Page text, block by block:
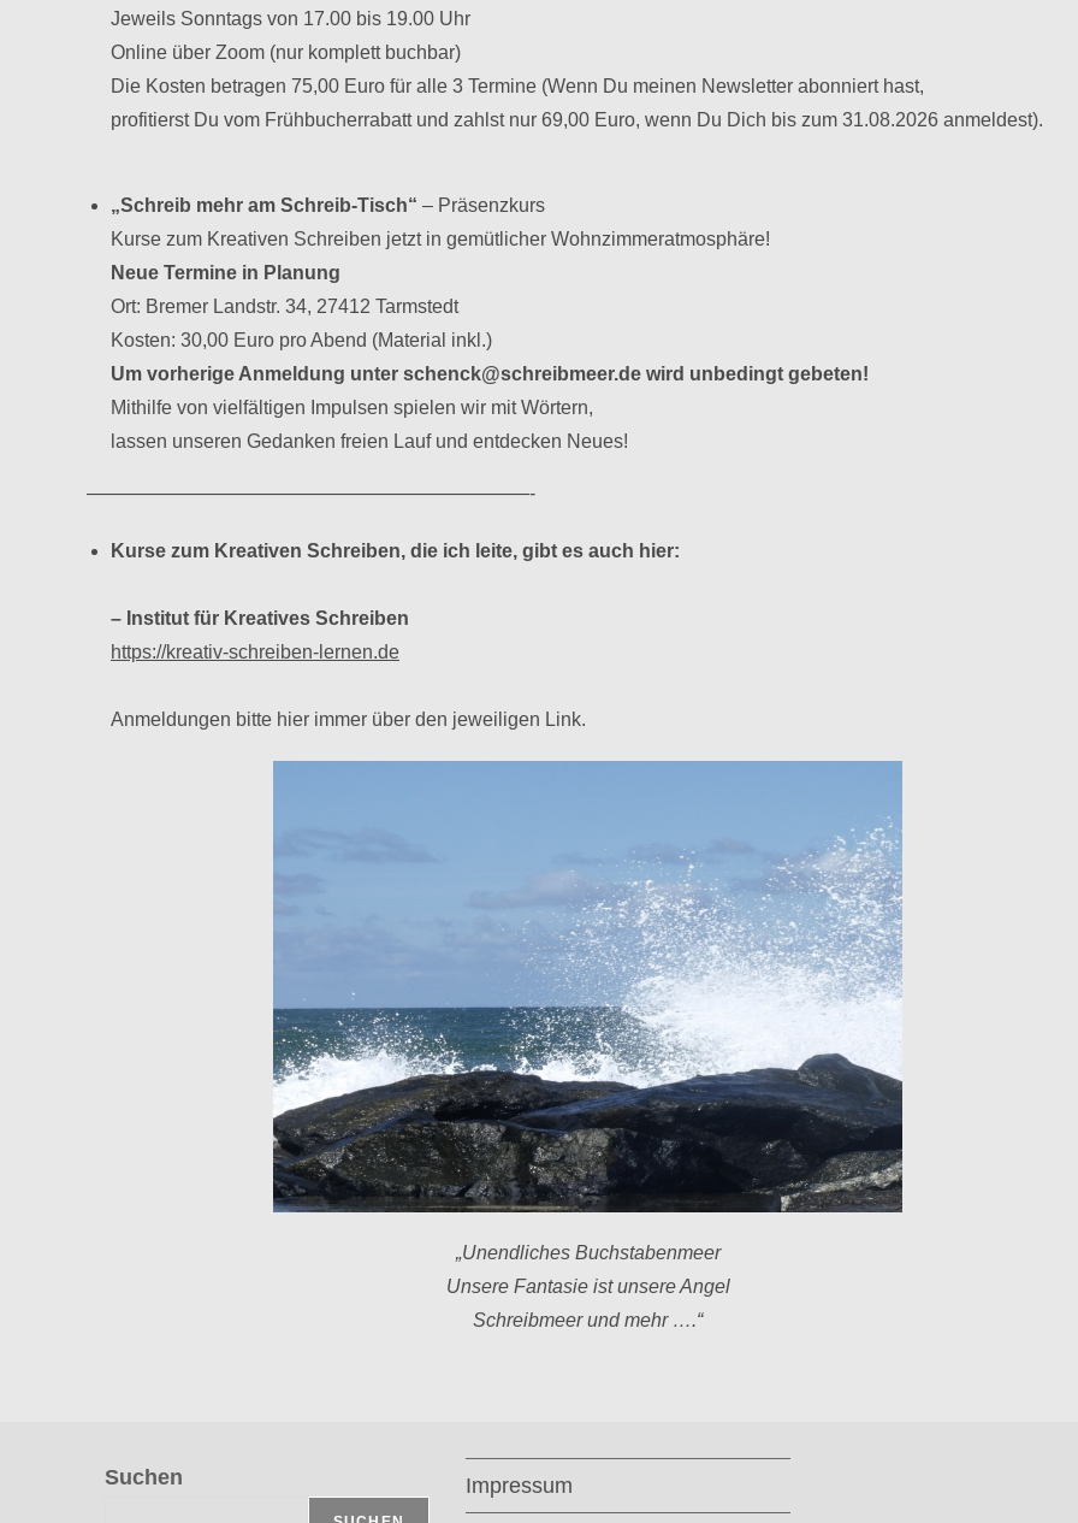
Jeweils Sonntags von 17.00 bis 19.00 Uhr
Online über Zoom (nur komplett buchbar)
Die Kosten betragen 75,00 Euro für alle 3 Termine (Wenn Du meinen Newsletter abonniert hast,
profitierst Du vom Frühbucherrabatt und zahlst nur 69,00 Euro, wenn Du Dich bis zum 31.08.2026 anmeldest).
„Schreib mehr am Schreib-Tisch“ – Präsenzkurs
Kurse zum Kreativen Schreiben jetzt in gemütlicher Wohnzimmeratmosphäre!
Neue Termine in Planung
Ort: Bremer Landstr. 34, 27412 Tarmstedt
Kosten: 30,00 Euro pro Abend (Material inkl.)
Um vorherige Anmeldung unter schenck@schreibmeer.de wird unbedingt gebeten!
Mithilfe von vielfältigen Impulsen spielen wir mit Wörtern,
lassen unseren Gedanken freien Lauf und entdecken Neues!
———————————————————————-
Kurse zum Kreativen Schreiben, die ich leite, gibt es auch hier:
– Institut für Kreatives Schreiben
https://kreativ-schreiben-lernen.de
Anmeldungen bitte hier immer über den jeweiligen Link.
„Unendliches Buchstabenmeer
Unsere Fantasie ist unsere Angel
Schreibmeer und mehr ….“
Suchen Impressum